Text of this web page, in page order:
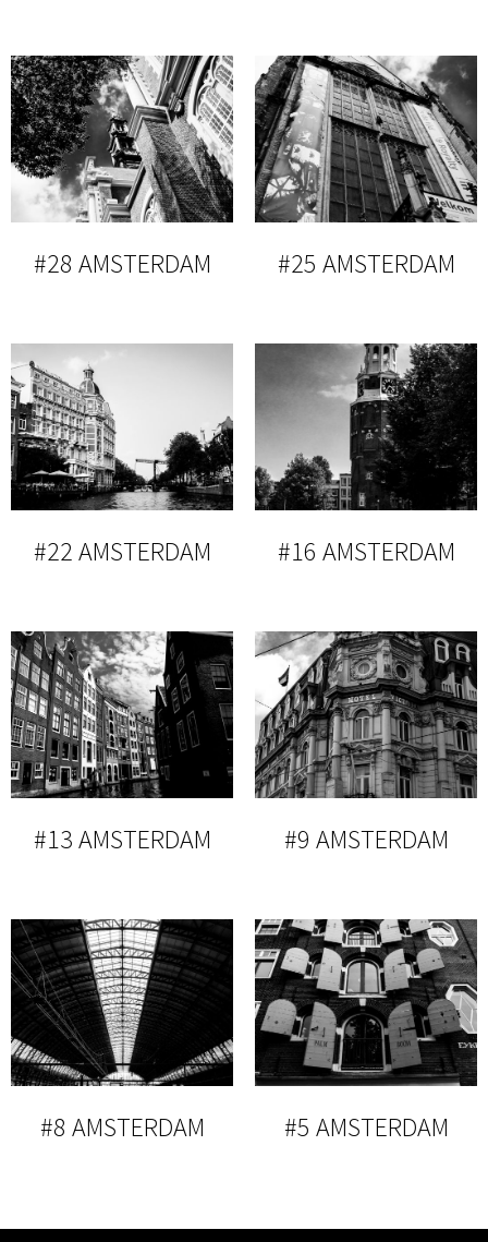
#28 AMSTERDAM #25 AMSTERDAM
#22 AMSTERDAM #16 AMSTERDAM
#13 AMSTERDAM #9 AMSTERDAM
#8 AMSTERDAM #5 AMSTERDAM